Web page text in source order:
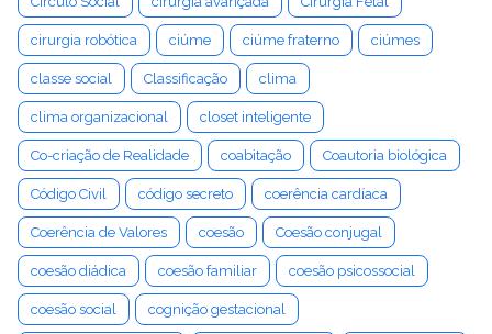
cirurgia robótica ciúme ciúme fraterno ciúmes
classe social Classificação clima
clima organizacional closet inteligente
Co-criação de Realidade coabitação Coautoria biológica
Código Civil código secreto coerência cardíaca
Coerência de Valores coesão Coesão conjugal
coesão diádica coesão familiar coesão psicossocial
coesão social cognição gestacional